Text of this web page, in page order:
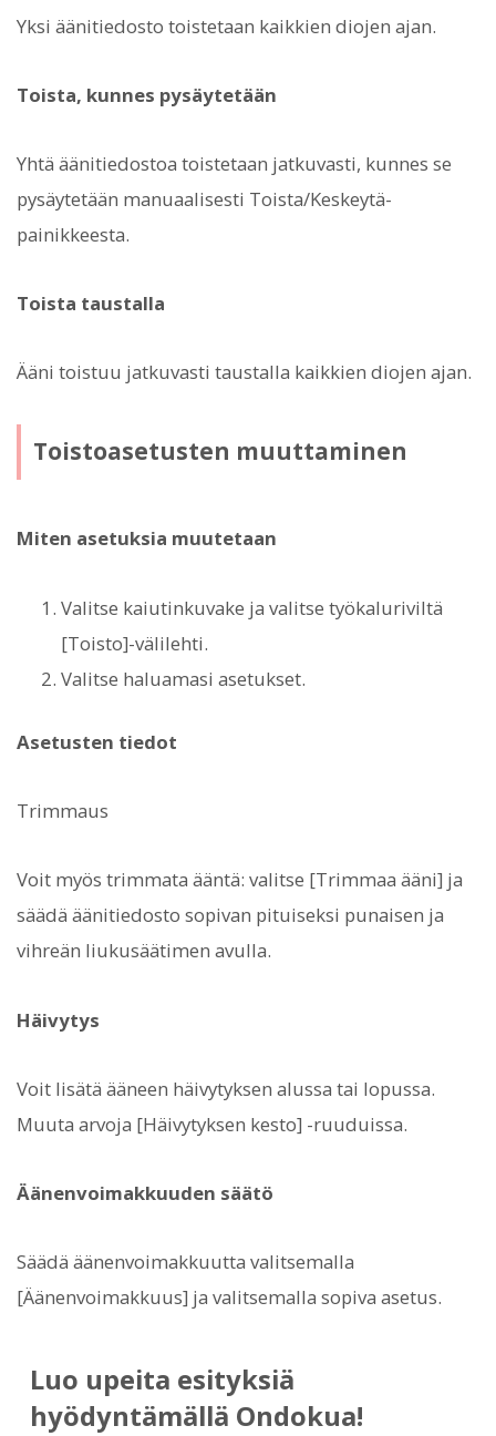
Yksi äänitiedosto toistetaan kaikkien diojen ajan.
Toista, kunnes pysäytetään
Yhtä äänitiedostoa toistetaan jatkuvasti, kunnes se
pysäytetään manuaalisesti Toista/Keskeytä-
painikkeesta.
Toista taustalla
Ääni toistuu jatkuvasti taustalla kaikkien diojen ajan.
Toistoasetusten muuttaminen
Miten asetuksia muutetaan
Valitse kaiutinkuvake ja valitse työkaluriviltä
[Toisto]-välilehti.
Valitse haluamasi asetukset.
Asetusten tiedot
Trimmaus
Voit myös trimmata ääntä: valitse [Trimmaa ääni] ja
säädä äänitiedosto sopivan pituiseksi punaisen ja
vihreän liukusäätimen avulla.
Häivytys
Voit lisätä ääneen häivytyksen alussa tai lopussa.
Muuta arvoja [Häivytyksen kesto] -ruuduissa.
Äänenvoimakkuuden säätö
Säädä äänenvoimakkuutta valitsemalla
[Äänenvoimakkuus] ja valitsemalla sopiva asetus.
Luo upeita esityksiä
hyödyntämällä Ondokua!